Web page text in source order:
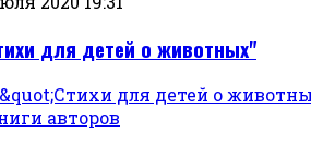
для детей о животных"
авторов